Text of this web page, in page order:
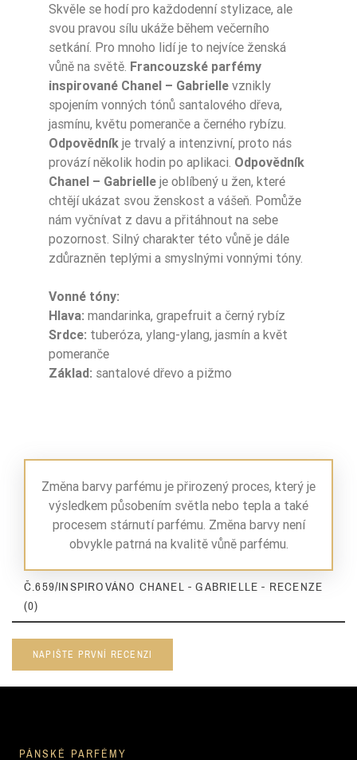
Skvěle se hodí pro každodenní stylizace, ale
svou pravou sílu ukáže během večerního
setkání. Pro mnoho lidí je to nejvíce ženská
vůně na světě. Francouzské parfémy
inspirované Chanel – Gabrielle vznikly
spojením vonných tónů santalového dřeva,
jasmínu, květu pomeranče a černého rybízu.
Odpovědník je trvalý a intenzivní, proto nás
provází několik hodin po aplikaci. Odpovědník
Chanel – Gabrielle je oblíbený u žen, které
chtějí ukázat svou ženskost a vášeň. Pomůže
nám vyčnívat z davu a přitáhnout na sebe
pozornost. Silný charakter této vůně je dále
zdůrazněn teplými a smyslnými vonnými tóny.
Vonné tóny:
Hlava: mandarinka, grapefruit a černý rybíz
Srdce: tuberóza, ylang-ylang, jasmín a květ
pomeranče
Základ: santalové dřevo a pižmo
Typ Zapachu Kwiatowe
Nuty Głowy
czarna porzeczk
a
Nuty Głowy mandarynka
Nuty Głowy grejpfrut
Nuty Serca tuberoza
Nuty Serca ylang ylang
Nuty Serca
Nuty Serca jaśmin
Nuty Bazy piżmo
Ean13 5906826208468
Změna barvy parfému je přirozený proces, který je
výsledkem působením světla nebo tepla a také
procesem stárnutí parfému. Změna barvy není
obvykle patrná na kvalitě vůně parfému.
Č.659/INSPIROVÁNO CHANEL - GABRIELLE - RECENZE
(0)
NAPIŠTE PRVNÍ RECENZI
PÁNSKÉ PARFÉMY